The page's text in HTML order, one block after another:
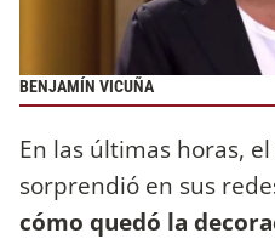
BENJAMÍN VICUÑA
En las últimas horas,
sorprendió en sus
cómo quedó la